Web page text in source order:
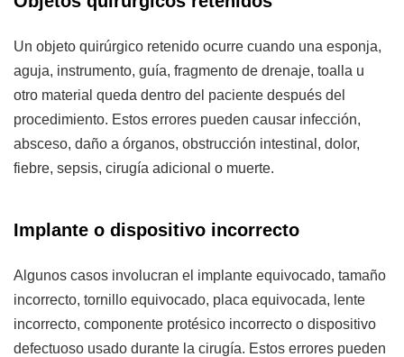
Un objeto quirúrgico retenido ocurre cuando una esponja,
aguja, instrumento, guía, fragmento de drenaje, toalla u
otro material queda dentro del paciente después del
procedimiento. Estos errores pueden causar infección,
absceso, daño a órganos, obstrucción intestinal, dolor,
fiebre, sepsis, cirugía adicional o muerte.
Implante o dispositivo incorrecto
Algunos casos involucran el implante equivocado, tamaño
incorrecto, tornillo equivocado, placa equivocada, lente
incorrecto, componente protésico incorrecto o dispositivo
defectuoso usado durante la cirugía. Estos errores pueden